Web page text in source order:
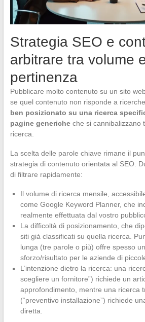
Strategia SEO e
arbitrare tra volume
pertinenza
Pubblicare molto contenuto su un sito
se quel contenuto non risponde a
ben posizionato su una ricerca
pagine genericheche si cannibalizzano
ricerca.
La scelta delle parole chiave rimane il
strategia di contenuto orientata al SEO.
di filtrare rapidamente:
Il volume di ricerca mensile,
come Google Keyword Planner, che
realmente effettuata dal vostro
La difficoltà di posizionamento, che
siti già classificati su quella ricerca.
lunga (tre parole o più) offre spesso
sforzo/risultato per le aziende di
L’intenzione dietro la ricerca: una
scegliere un fornitore”) richiede un
approfondimento, mentre una ricerca
(“preventivo installazione”) richiede
diretta.